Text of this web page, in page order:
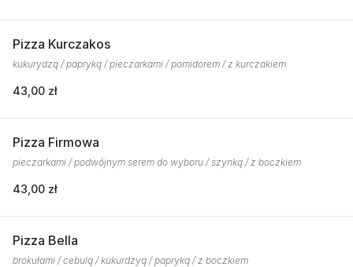
Pizza Kurczakos
kukurydzą / papryką / pieczarkami / pomidorem / z kurczakiem
43,00 zł
Pizza Firmowa
pieczarkami / podwójnym serem do wyboru / szynką / z boczkiem
43,00 zł
Pizza Bella
brokułami / cebulą / kukurdzyą / papryką / z boczkiem